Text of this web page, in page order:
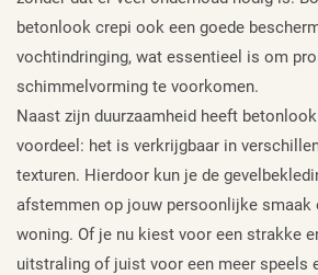
betonlook crepi ook een goede
vochtindringing, wat essentieel is om
schimmelvorming te voorkomen.
Naast zijn duurzaamheid heeft
voordeel: het is verkrijgbaar in
texturen. Hierdoor kun je de
afstemmen op jouw persoonlijke smaak
woning. Of je nu kiest voor een strakke
uitstraling of juist voor een meer speels